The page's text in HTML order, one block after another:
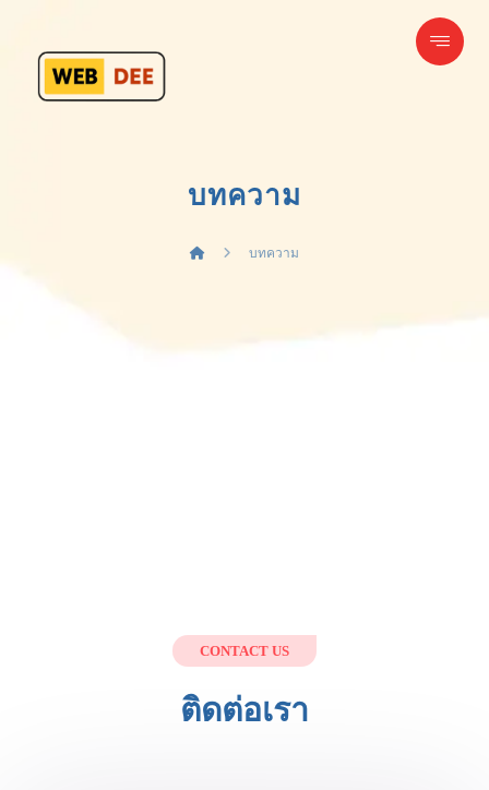
บทความ
บทความ
CONTACT US
ติดต่อเรา